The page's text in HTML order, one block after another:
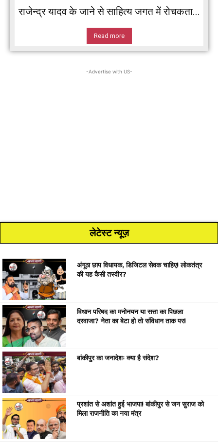
राजेन्द्र यादव के जाने से साहित्य जगत में रोचकता...
Read more
-Advertise with US-
लेटेस्ट न्यूज़
अंगूठा छाप विधायक, डिजिटल सेवक चाहिए! लोकतंत्र
की यह कैसी तस्वीर?
विधान परिषद का मनोनयन या सत्ता का पिछला
दरवाजा? नेता का बेटा हो तो संविधान ताक पर!
बांकीपुर का जनादेशः क्या है संदेश?
प्रशांत से अशांत हुई भाजपा! बांकीपुर से जन सुराज को
मिला राजनीति का नया मंत्र